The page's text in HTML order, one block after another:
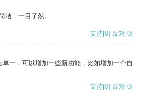
洁，一目了然。
支持[0] 反对[0]
一，可以增加一些新功能，比如增加一个自
支持[0] 反对[0]